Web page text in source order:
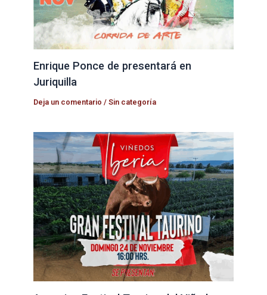
Enrique Ponce de presentará en
Juriquilla
Deja un comentario /Sin categoría